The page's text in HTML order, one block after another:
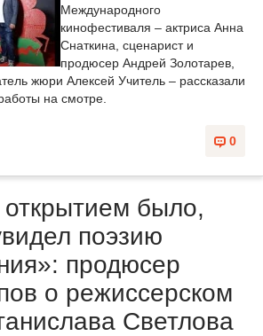
Международного
кинофестиваля – актриса Анна
Снаткина, сценарист и
продюсер Андрей Золотарев,
жюри Алексей Учитель – рассказали
на смотре.
0
было,
поэзию
продюсер
о режиссерском
Светлова